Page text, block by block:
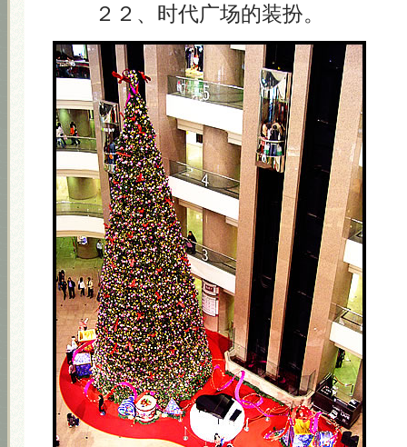
２２、时代广场的装扮。